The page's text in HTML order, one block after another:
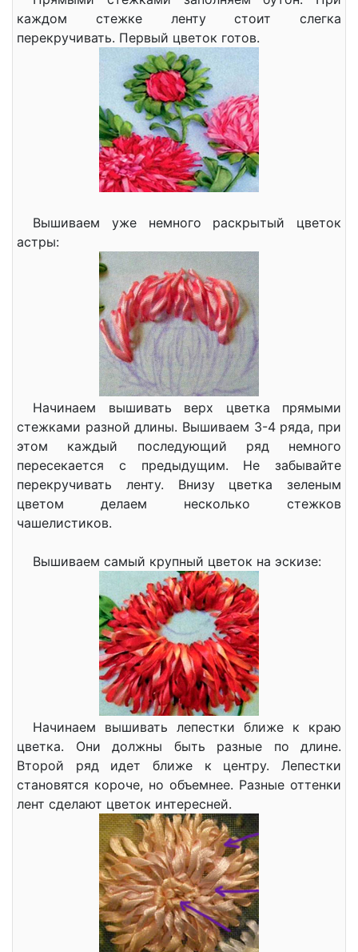
каждом стежке ленту стоит слегка
перекручивать. Первый цветок готов.
Вышиваем уже немного раскрытый цветок
астры:
Начинаем вышивать верх цветка прямыми
стежками разной длины. Вышиваем 3-4 ряда, при
этом каждый последующий ряд немного
пересекается с предыдущим. Не забывайте
перекручивать ленту. Внизу цветка зеленым
цветом делаем несколько стежков
чашелистиков.
Вышиваем самый крупный цветок на эскизе:
Начинаем вышивать лепестки ближе к краю
цветка. Они должны быть разные по длине.
Второй ряд идет ближе к центру. Лепестки
становятся короче, но объемнее. Разные оттенки
лент сделают цветок интересней.